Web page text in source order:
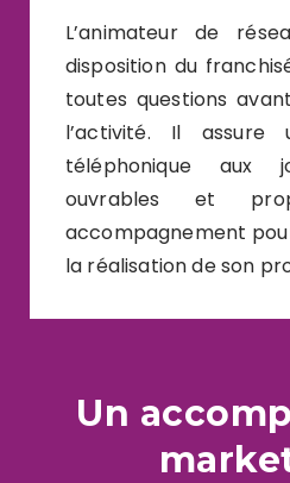
L’animateur de
disposition du
toutes questions
l’activité. Il assure
téléphonique aux
ouvrables et
accompagnement
la réalisation de son
Un